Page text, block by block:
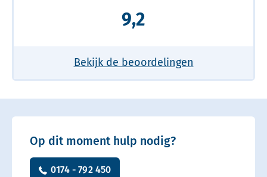
9,2
Bekijk de beoordelingen
Op dit moment hulp nodig?
0174 - 792 450